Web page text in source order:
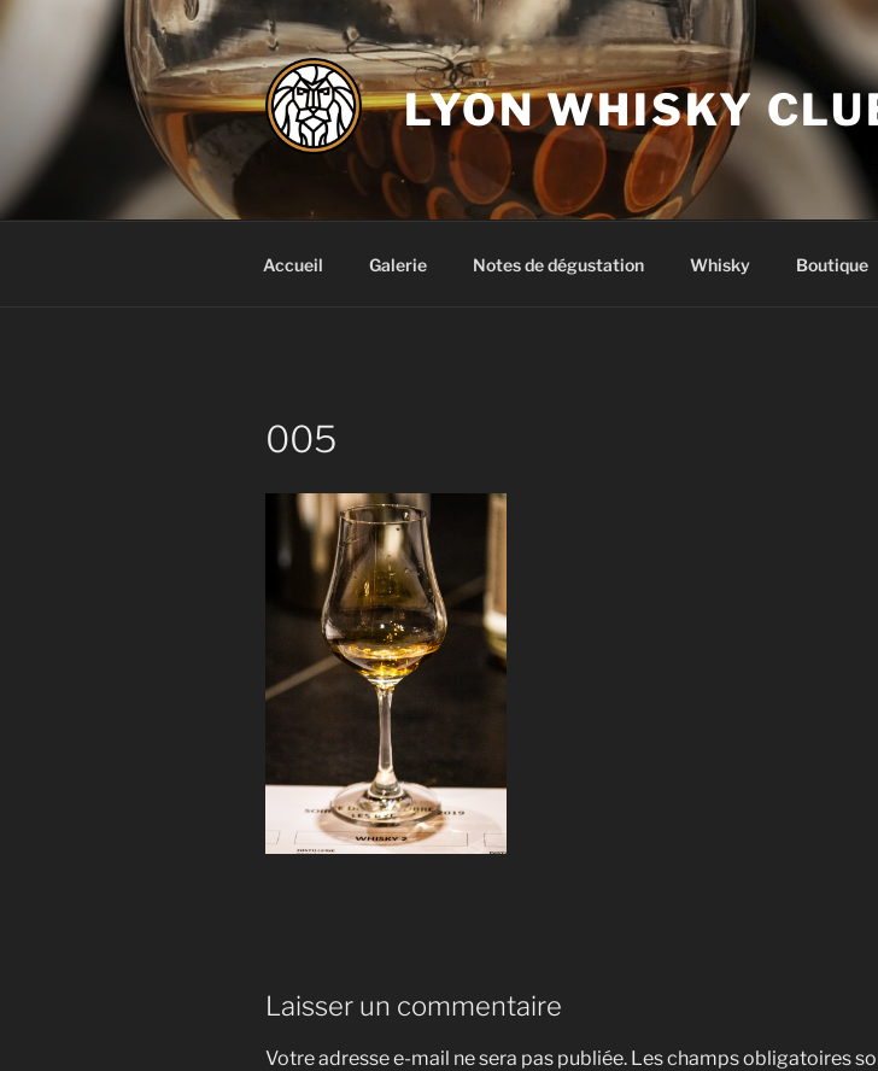
principal
LYON WHISKY
Accueil Galerie Notes de dégustation Whisky Boutique
005
Laisser un commentaire
Votre adresse e-mail ne sera pas publiée. Les champs obligatoires